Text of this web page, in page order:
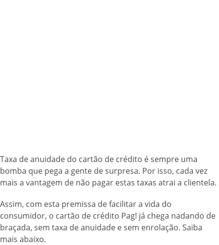
Taxa de anuidade do cartão de crédito é sempre uma
bomba que pega a gente de surpresa. Por isso, cada vez
mais a vantagem de não pagar estas taxas atrai a clientela.
Assim, com esta premissa de facilitar a vida do
consumidor, o cartão de crédito Pag! já chega nadando de
braçada, sem taxa de anuidade e sem enrolação. Saiba
mais abaixo.